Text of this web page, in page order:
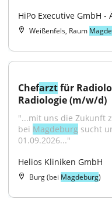
HiPo Executive GmbH
Weißenfels, Raum
Chefarzt für
Radiologie (m/w/d)
"...mit uns die Zukunft
bei Magdeburg sucht
01.09.2026..."
Helios Kliniken GmbH
Burg (bei Magdeburg)